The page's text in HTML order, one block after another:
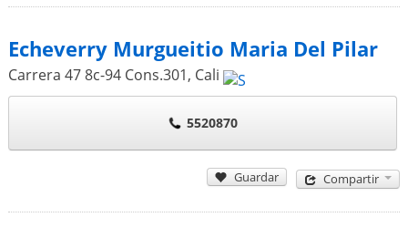
Echeverry Murgueitio Maria Del Pilar
Carrera 47 8c-94 Cons.301, Cali
5520870
Guardar Compartir